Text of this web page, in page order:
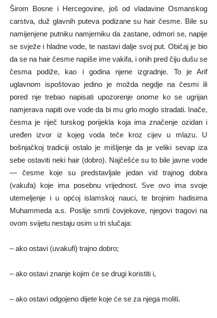
Širom Bosne i Hercegovine, još od vladavine Osmanskog
carstva, duž glavnih puteva podizane su hair česme. Bile su
namijenjene putniku namjerniku da zastane, odmori se, napije
se svježe i hladne vode, te nastavi dalje svoj put. Običaj je bio
da se na hair česme napiše ime vakifa, i onih pred čiju dušu se
česma podiže, kao i godina njene izgradnje. To je Arif
uglavnom ispoštovao jedino je možda negdje na česmi ili
pored nje trebao napisati upozorenje onome ko se ugrijan
namjerava napiti ove vode da bi mu grlo moglo stradati. Inače,
česma je riječ turskog porijekla koja ima značenje ozidan i
uređen izvor iz kojeg voda teče kroz cijev u mlazu. U
bošnjačkoj tradiciji ostalo je mišljenje da je veliki sevap iza
sebe ostaviti neki hair (dobro). Najčešće su to bile javne vode
— česme koje su predstavljale jedan vid trajnog dobra
(vakufa) koje ima posebnu vrijednost. Sve ovo ima svoje
utemeljenje i u općoj islamskoj nauci, te brojnim hadisima
Muhammeda a.s. Poslije smrti čovjekove, njegovi tragovi na
ovom svijetu nestaju osim u tri slučaja:
– ako ostavi (uvakufi) trajno dobro;
– ako ostavi znanje kojim će se drugi koristiti i,
– ako ostavi odgojeno dijete koje će se za njega moliti.